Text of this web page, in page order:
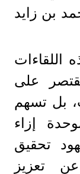
بن زايد
اللقاءات
على
بل تسهم
إزاء
تحقيق
تعزيز